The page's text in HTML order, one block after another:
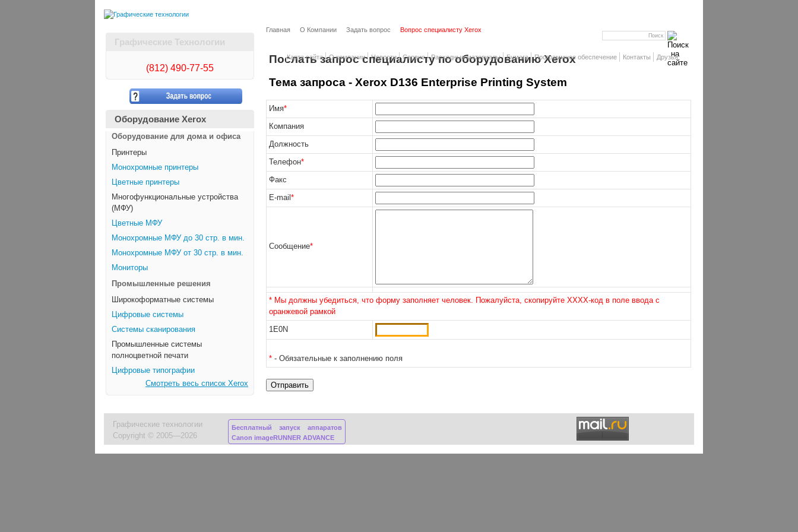
Карта сайта О компании Новости Сервис Расходные материалы Бумага Программное обеспечение Контакты Друзья
Графические Технологии
(812) 490-77-55
Оборудование Xerox
Оборудование для дома и офиса
Принтеры
Монохромные принтеры
Цветные принтеры
Многофункциональные устройства
(МФУ)
Цветные МФУ
Монохромные МФУ до 30 стр. в мин.
Монохромные МФУ от 30 стр. в мин.
Мониторы
Промышленные решения
Широкоформатные системы
Цифровые системы
Системы сканирования
Промышленные системы
полноцветной печати
Цифровые типографии
Смотреть весь список Xerox
Главная О Компании Задать вопрос Вопрос специалисту Xerox
Послать запрос специалисту по оборудованию Xerox
Тема запроса - Xerox D136 Enterprise Printing System
Имя*
Компания
Должность
Телефон*
Факс
E-mail *
Сообщение*
* Мы должны убедиться, что форму заполняет человек. Пожалуйста, скопируйте XXXX-код в поле ввода с
оранжевой рамкой
1E0N
* - Обязательные к заполнению поля
Графические технологии
Copyright © 2005—2026
Бесплатный запуск аппаратов
Canon imageRUNNER ADVANCE